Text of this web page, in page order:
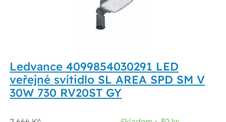
Ledvance 4099854030291 LED
veřejné svítidlo SL AREA SPD SM V
30W 730 RV20ST GY